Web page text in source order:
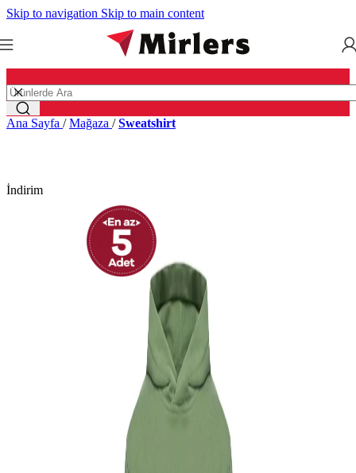
Skip to navigation Skip to main content
Ana Sayfa / Mağaza / Sweatshirt
İndirim